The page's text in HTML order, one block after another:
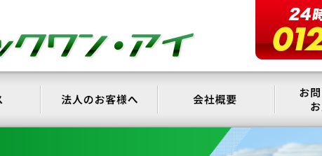
サービス 法人のお客様へ 会社概要